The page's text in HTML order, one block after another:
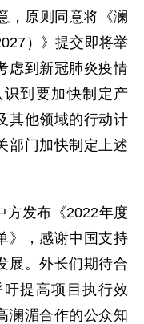
，原则同意将《澜
）》提交即将举
虑到新冠肺炎疫情
到要加快制定产
其他领域的行动计
部门加快制定上述
发布《2022年度
》，感谢中国支持
展。外长们期待合
提高项目执行效
澜湄合作的公众知